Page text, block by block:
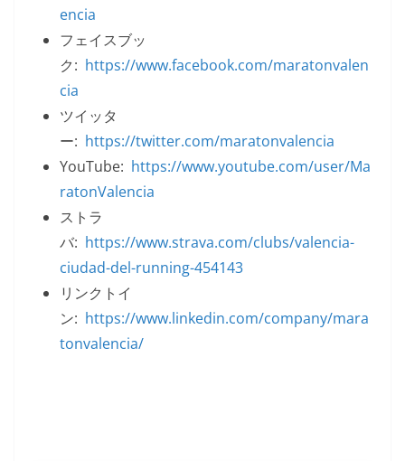
encia
フェイスブッ
ク: https://www.facebook.com/maratonvalen
cia
ツイッタ
ー: https://twitter.com/maratonvalencia
YouTube: https://www.youtube.com/user/Ma
ratonValencia
ストラ
バ: https://www.strava.com/clubs/valencia-
ciudad-del-running-454143
リンクトイ
ン: https://www.linkedin.com/company/mara
tonvalencia/